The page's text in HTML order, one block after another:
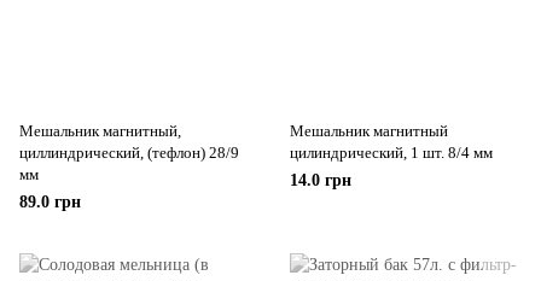
Мешальник магнитный,
циллиндрический, (тефлон) 28/9
мм
89.0 грн
Мешальник магнитный
цилиндрический, 1 шт. 8/4 мм
14.0 грн